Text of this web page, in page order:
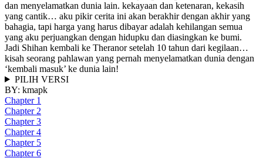
dan menyelamatkan dunia lain. kekayaan dan ketenaran, kekasih
yang cantik… aku pikir cerita ini akan berakhir dengan akhir yang
bahagia, tapi harga yang harus dibayar adalah kehilangan semua
yang aku perjuangkan dengan hidupku dan diasingkan ke bumi.
Jadi Shihan kembali ke Theranor setelah 10 tahun dari kegilaan…
kisah seorang pahlawan yang pernah menyelamatkan dunia dengan
‘kembali masuk’ ke dunia lain!
PILIH VERSI
BY: kmapk
Chapter 1
Chapter 2
Chapter 3
Chapter 4
Chapter 5
Chapter 6